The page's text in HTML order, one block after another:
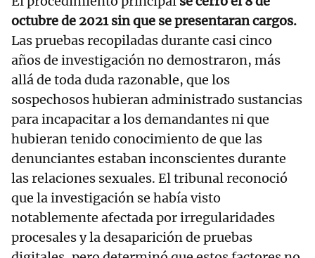
octubre de 2021 sin que se presentaran cargos.
Las pruebas recopiladas durante casi cinco
años de investigación no demostraron, más
allá de toda duda razonable, que los
sospechosos hubieran administrado sustancias
para incapacitar a los demandantes ni que
hubieran tenido conocimiento de que las
denunciantes estaban inconscientes durante
las relaciones sexuales. El tribunal reconoció
que la investigación se había visto
notablemente afectada por irregularidades
procesales y la desaparición de pruebas